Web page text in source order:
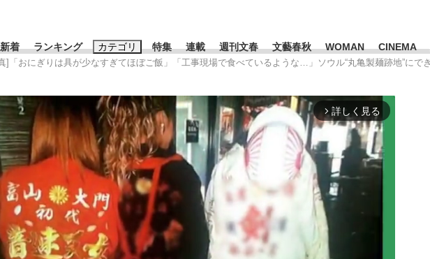
新着 ランキング カテゴリ 特集 連載 週刊文春 文藝春秋 WOMAN CINEMA
おすすめのキーワードタグ一覧
#藤田晋 #三山凌輝 #高市早苗 #後藤真希 #森岡毅 #城彰二 #内田有紀
#玉木雄一郎
#亀和田武
]「おにぎりは具が少なすぎてほぼご飯」「工事現場で食べているような…」ソウル“丸亀製麺跡地”にで
arrow_forward_ios 詳しく見る